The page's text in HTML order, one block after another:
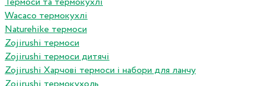
Wacaco термокухлі
Naturehike термоси
Zojirushi термоси
Zojirushi термоси дитячі
Zojirushi Харчові термоси і набори для ланчу